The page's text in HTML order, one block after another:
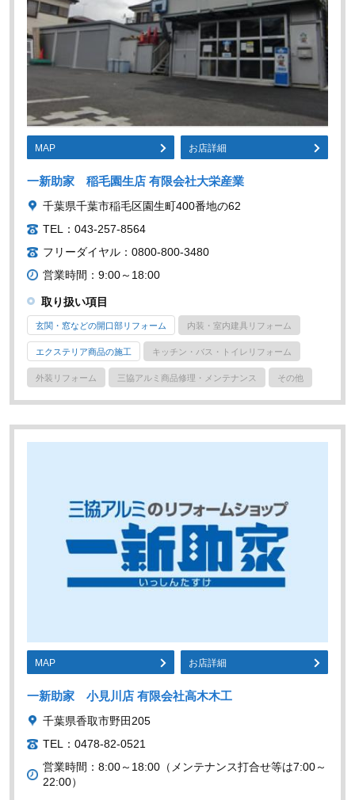
MAP お店詳細
一新助家 稲毛園生店 有限会社大栄産業
千葉県千葉市稲毛区園生町400番地の62
TEL：043-257-8564
フリーダイヤル：0800-800-3480
営業時間：9:00～18:00
取り扱い項目
玄関・窓などの開口部リフォーム 内装・室内建具リフォーム
エクステリア商品の施工 キッチン・バス・トイレリフォーム
外装リフォーム 三協アルミ商品修理・メンテナンス その他
MAP お店詳細
一新助家 小見川店 有限会社高木木工
千葉県香取市野田205
TEL：0478-82-0521
営業時間：8:00～18:00（メンテナンス打合せ等は7:00～
22:00）